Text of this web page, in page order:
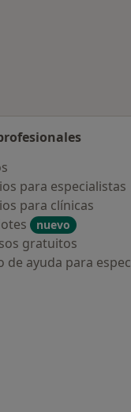
para especialistas
para clínicas
nuevo
gratuitos
de ayuda para